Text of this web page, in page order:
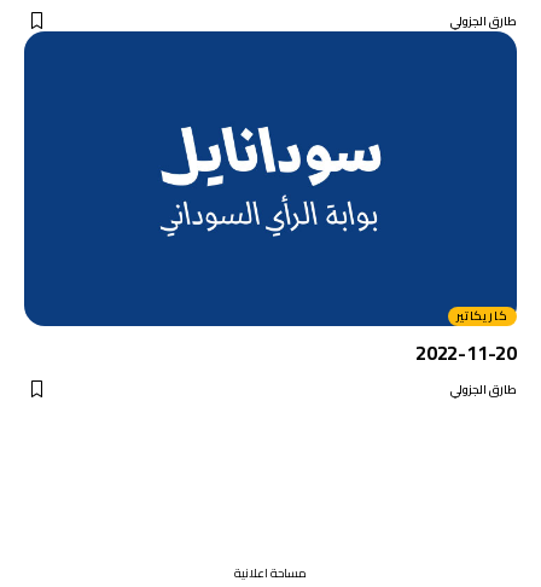
طارق الجزولي
كاريكاتير
2022-11-20
طارق الجزولي
مساحة اعلانية